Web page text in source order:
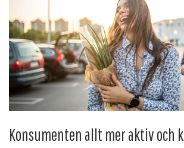
Konsumenten allt mer aktiv och